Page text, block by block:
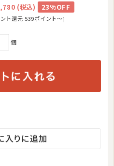
(税込) 23%OFF
ト還元 539ポイント〜]
個